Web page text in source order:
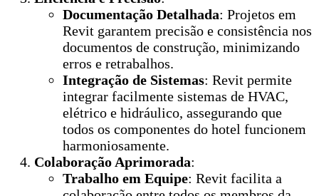
Documentação Detalhada: Projetos em
Revit garantem precisão e consistência nos
documentos de construção, minimizando
erros e retrabalhos.
Integração de Sistemas: Revit permite
integrar facilmente sistemas de HVAC,
elétrico e hidráulico, assegurando que
todos os componentes do hotel funcionem
harmoniosamente.
Colaboração Aprimorada:
Trabalho em Equipe: Revit facilita a